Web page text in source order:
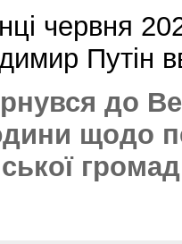
червня
Путін
до
щодо